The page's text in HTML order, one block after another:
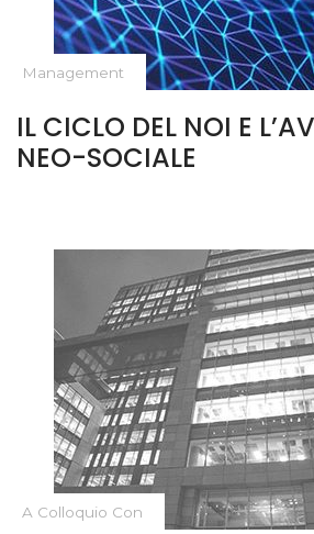
Management
IL CICLO DEL NOI E
NEO-SOCIALE
A Colloquio Con